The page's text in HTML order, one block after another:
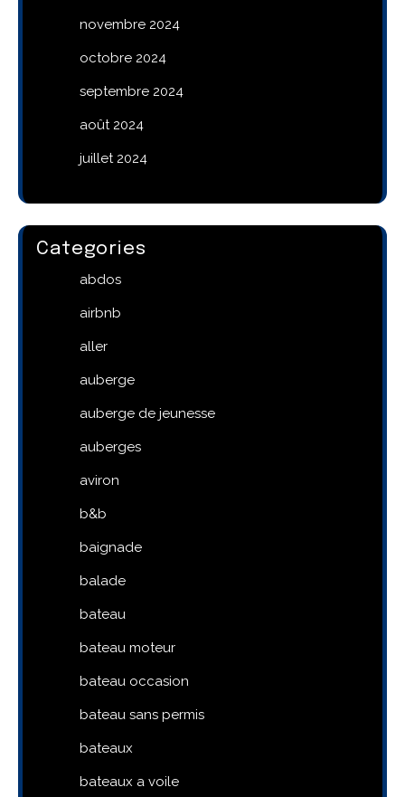
novembre 2024
octobre 2024
septembre 2024
août 2024
juillet 2024
Categories
abdos
airbnb
aller
auberge
auberge de jeunesse
auberges
aviron
b&b
baignade
balade
bateau
bateau moteur
bateau occasion
bateau sans permis
bateaux
bateaux a voile